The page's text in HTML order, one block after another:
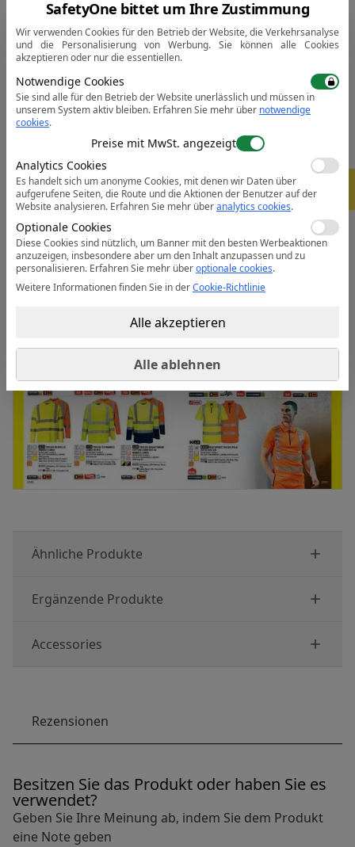
• Feuchtigkeitstransportierndes Gewebe hält den
Körper warm, kühl und trocken
• Reflexstreifen für gute Sichtbarkeit
• Stoff mit einem UP-Faktor von über 35, um 97% der
UV-Strahlen abzuhalten
• Kontrastkragen mit reflektierendem Streifen
• Seitenschlitze
• Grosszügige Passform
• Zertifiziert nach EN ISO 20471 nach 50x Wäschen
• Entspricht RIS 3279-TOM für die Bahnindustrie (nur
orange)
• CE zertifiziert
Datenblatt: Öffnen Sie das PDF
Ähnliche Produkte
Ergänzende Produkte
Accessories
Rezensionen
Besitzen Sie das Produkt oder haben Sie es
verwendet?
Geben Sie Ihre Meinung ab, indem Sie dem Produkt
eine Note geben
SafetyOne bittet um Ihre Zustimmung
Wir verwenden Cookies für den Betrieb der Website, die Verkehrsanalyse
und die Personalisierung von Werbung. Sie können alle Cookies
akzeptieren oder nur die essentiellen.
Notwendige Cookies
Sie sind alle für den Betrieb der Website unerlässlich und müssen in
unserem System aktiv bleiben. Erfahren Sie mehr über notwendige
cookies.
Preise mit MwSt. angezeigt
Analytics Cookies
Es handelt sich um anonyme Cookies, mit denen wir Daten über
aufgerufene Seiten, die Route und die Aktionen der Benutzer auf der
Website analysieren. Erfahren Sie mehr überanalytics cookies.
Optionale Cookies
Diese Cookies sind nützlich, um Banner mit den besten Werbeaktionen
anzuzeigen, insbesondere aber um den Inhalt anzupassen und zu
personalisieren. Erfahren Sie mehr überoptionale cookies.
Weitere Informationen finden Sie in derCookie-Richtlinie
Alle ablehnen
Alle akzeptieren